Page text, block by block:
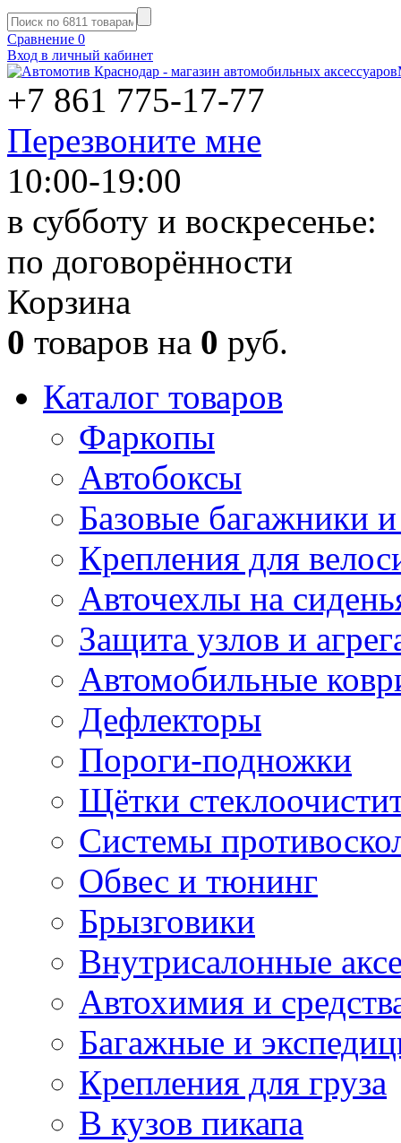
Сравнение 0
Вход в личный кабинет
+7 861 775-17-77
Перезвоните мне
10:00-19:00
в субботу и воскресенье:
по договорённости
Корзина
0 товаров на 0 руб.
Каталог товаров
Фаркопы
Автобоксы
Базовые багажники
Крепления для
Авточехлы на
Защита узлов и
Автомобильные
Дефлекторы
Пороги-подножки
Щётки
Системы
Обвес и тюнинг
Брызговики
Внутрисалонные
Автохимия и
Багажные и
Крепления для груза
В кузов пикапа